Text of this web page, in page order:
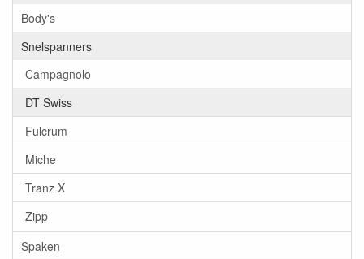
Body's
Snelspanners
Campagnolo
DT Swiss
Fulcrum
Miche
Tranz X
Zipp
Spaken